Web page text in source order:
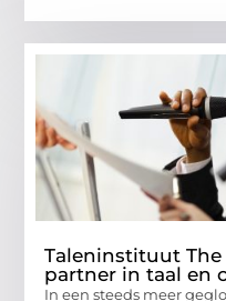
Taleninstituut The
partner in taal en
In een steeds meer